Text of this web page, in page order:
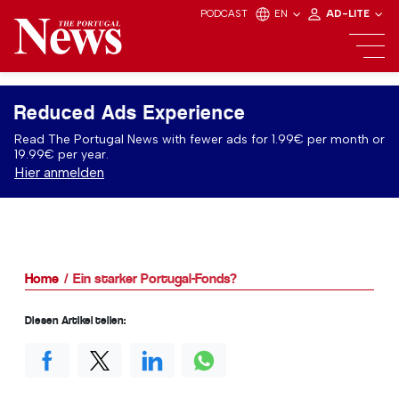
PODCAST EN AD-LITE
Reduced Ads Experience
Read The Portugal News with fewer ads for 1.99€ per month or
19.99€ per year.
Hier anmelden
Home Ein starker Portugal-Fonds?
Diesen Artikel teilen: